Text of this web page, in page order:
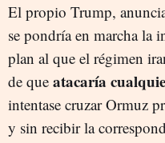
El propio Trump,
se pondría en marcha la
plan al que el régimen
de que atacaría
intentase cruzar Ormuz
y sin recibir la